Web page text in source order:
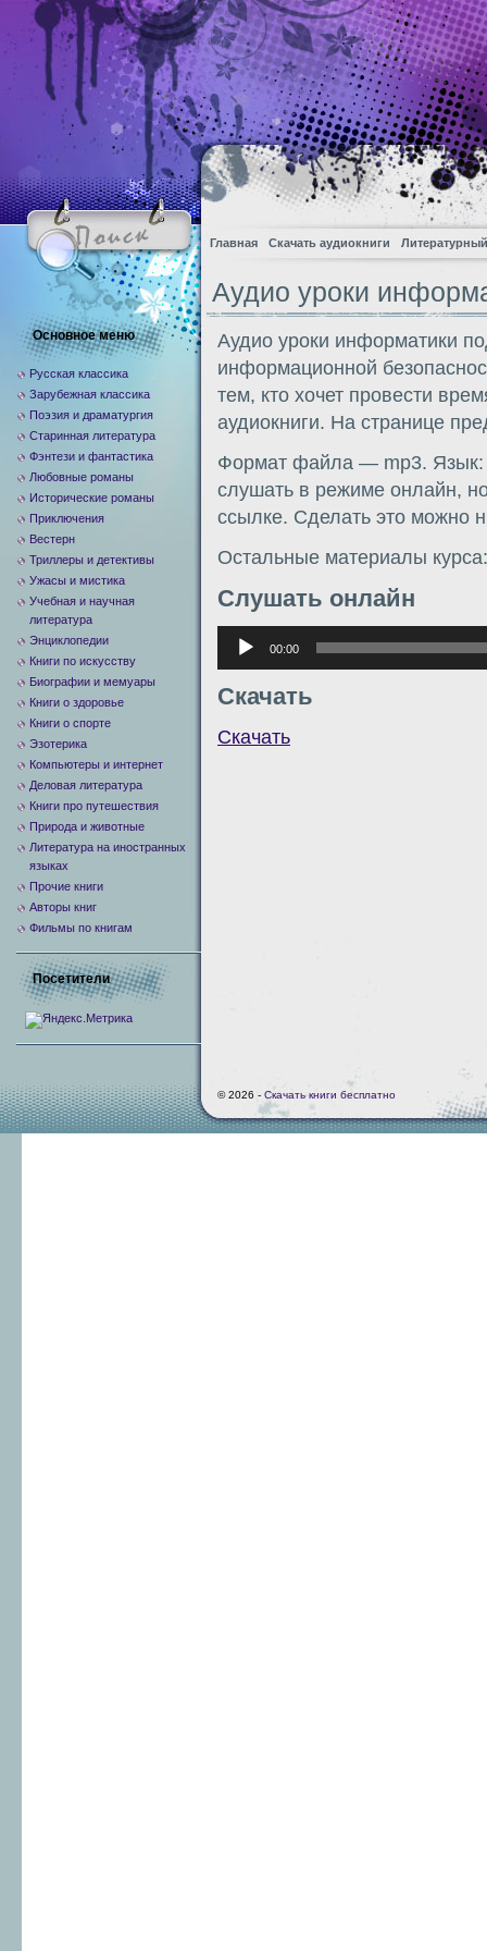
Главная Скачать аудиокниги
Аудио уроки
Аудио уроки информатики
информационной
тем, кто хочет провести
аудиокниги. На странице
Формат файла — mp3. Язык:
слушать в режиме онлайн,
ссылке. Сделать это можно
Остальные материалы
Слушать онлайн
Аудиоплеер
00:00
Скачать
Скачать
Основное меню
Русская классика
Зарубежная классика
Поэзия и драматургия
Старинная литература
Фэнтези и фантастика
Любовные романы
Исторические романы
Приключения
Вестерн
Триллеры и детективы
Ужасы и мистика
Учебная и научная
литература
Энциклопедии
Книги по искусству
Биографии и мемуары
Книги о здоровье
Книги о спорте
Эзотерика
Компьютеры и интернет
Деловая литература
Книги про путешествия
Природа и животные
Литература на иностранных
языках
Прочие книги
Авторы книг
Фильмы по книгам
Посетители
© 2026 - Скачать книги бесплатно